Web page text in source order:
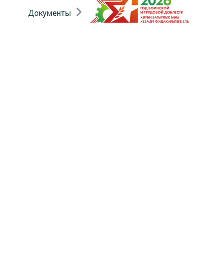
Документы Патриотизм